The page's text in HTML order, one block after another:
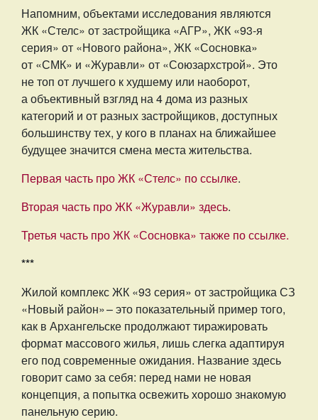
Напомним, объектами исследования являются
ЖК «Стелс» от застройщика «АГР», ЖК «93-я
серия» от «Нового района», ЖК «Сосновка»
от «СМК» и «Журавли» от «Союзархстрой». Это
не топ от лучшего к худшему или наоборот,
а объективный взгляд на 4 дома из разных
категорий и от разных застройщиков, доступных
большинству тех, у кого в планах на ближайшее
будущее значится смена места жительства.
Первая часть про ЖК «Стелс» по ссылке.
Вторая часть про ЖК «Журавли» здесь.
Третья часть про ЖК «Сосновка» также по ссылке.
***
Жилой комплекс ЖК «93 серия» от застройщика СЗ
«Новый район» – ​это показательный пример того,
как в Архангельске продолжают тиражировать
формат массового жилья, лишь слегка адаптируя
его под современные ожидания. Название здесь
говорит само за себя: перед нами не новая
концепция, а попытка освежить хорошо знакомую
панельную серию.